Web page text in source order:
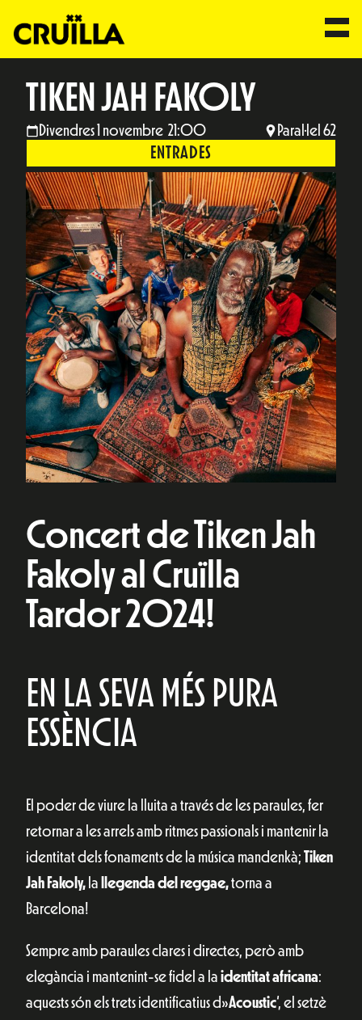
TIKEN JAH FAKOLY
Divendres 1 novembre 21:00 Paral·lel 62
ENTRADES
Concert de Tiken Jah
Fakoly al Cruïlla
Tardor 2024!
EN LA SEVA MÉS PURA
ESSÈNCIA
El poder de viure la lluita a través de les paraules, fer
retornar a les arrels amb ritmes passionals i mantenir la
identitat dels fonaments de la música mandenkà; Tiken
Jah Fakoly, la llegenda del reggae,torna a
Barcelona!
Sempre amb paraules clares i directes, però amb
elegància i mantenint-se fidel a la identitat africana:
aquests són els trets identificatius d»Acoustic‘, el setzè